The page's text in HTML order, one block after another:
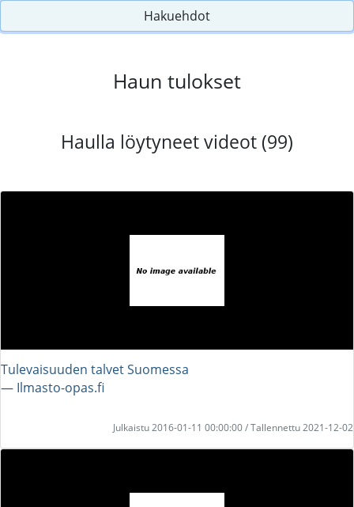
Hakuehdot
Haun tulokset
Haulla löytyneet videot (99)
Tulevaisuuden talvet Suomessa
― Ilmasto-opas.fi
Julkaistu 2016-01-11 00:00:00 / Tallennettu 2021-12-02